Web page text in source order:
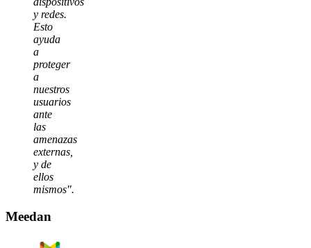
y redes.
Esto
ayuda
a
proteger
a
nuestros
usuarios
ante
las
amenazas
externas,
y de
ellos
mismos".
Meedan